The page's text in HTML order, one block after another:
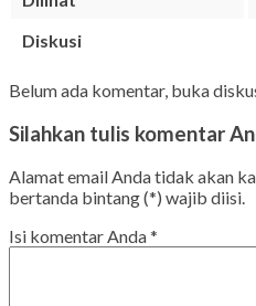
Diskusi
Belum ada komentar, buka
Silahkan tulis komentar
Alamat email Anda tidak akan
bertanda bintang (*) wajib diisi.
Isi komentar Anda*